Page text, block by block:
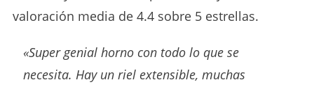
valoración media de 4.4 sobre 5 estrellas.
«Super genial horno con todo lo que se
necesita. Hay un riel extensible, muchas